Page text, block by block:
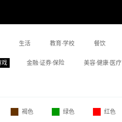
生活 教育·学校 餐饮
戏 金融·证券·保险 美容·健康·医疗
褐色 绿色 红色